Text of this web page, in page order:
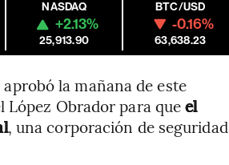
NASDAQ
+2.13%
25,913.90
BTC/USD
-0.16%
63,638.23
aprobó la mañana de este
López Obrador para queel
, una corporación de seguridad